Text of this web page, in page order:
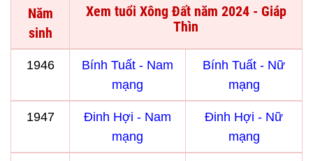
Năm
sinh
Xem tuổi Xông Đất năm 2024 - Giáp
Thìn
1946
Bính Tuất - Nam
mạng
Bính Tuất - Nữ
mạng
1947
Đinh Hợi - Nam
mạng
Đinh Hợi - Nữ
mạng